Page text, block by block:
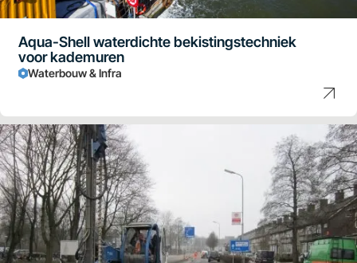
Aqua-Shell waterdichte bekistingstechniek
voor kademuren
Waterbouw & Infra